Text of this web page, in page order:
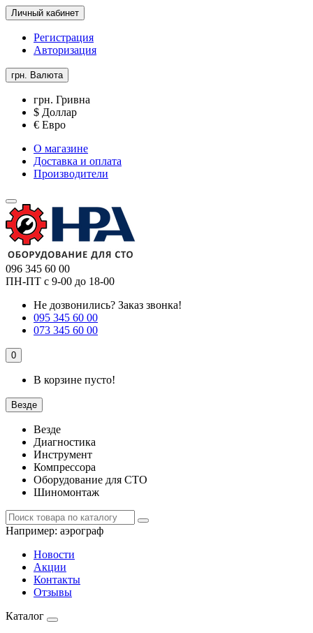
Личный кабинет
Регистрация
Авторизация
грн. Валюта
грн. Гривна
$ Доллар
€ Евро
О магазине
Доставка и оплата
Производители
096 345 60 00
ПН-ПТ с 9-00 до 18-00
Не дозвонились? Заказ звонка!
095 345 60 00
073 345 60 00
0
В корзине пусто!
Везде
Везде
Диагностика
Инструмент
Компрессора
Оборудование для СТО
Шиномонтаж
Например: аэрограф
Новости
Акции
Контакты
Отзывы
Каталог